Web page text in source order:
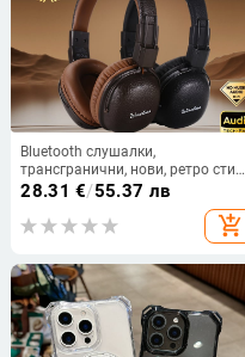
Bluetooth слушалки,
трансгранични, нови, ретро стил,
частен модел Marshall, Type-C,
многофункционален бутон V5.4
28.31 €/55.37 лв
add_shopping_cart